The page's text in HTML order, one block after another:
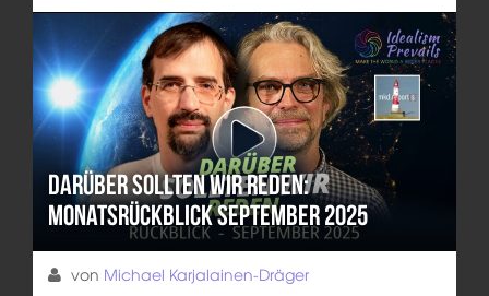
Darüber sollten wir reden:
Monatsrückblick September 2025
von Michael Karjalainen-Dräger